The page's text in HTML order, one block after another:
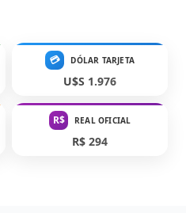
💳 DÓLAR TARJETA
U$S 1.976
R$ REAL OFICIAL
R$ 294